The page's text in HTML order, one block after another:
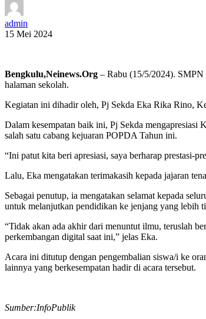
admin
15 Mei 2024
Bengkulu,Neinews.Org – Rabu (15/5/2024). SMPN
halaman sekolah.
Kegiatan ini dihadir oleh, Pj Sekda Eka Rika Rino,
Dalam kesempatan baik ini, Pj Sekda mengapresiasi
salah satu cabang kejuaran POPDA Tahun ini.
“Ini patut kita beri apresiasi, saya berharap prestasi-
Lalu, Eka mengatakan terimakasih kepada jajaran
Sebagai penutup, ia mengatakan selamat kepada
untuk melanjutkan pendidikan ke jenjang yang lebih
“Tidak akan ada akhir dari menuntut ilmu, teruslah
perkembangan digital saat ini,” jelas Eka.
Acara ini ditutup dengan pengembalian siswa/i ke
lainnya yang berkesempatan hadir di acara tersebut.
Sumber:InfoPublik